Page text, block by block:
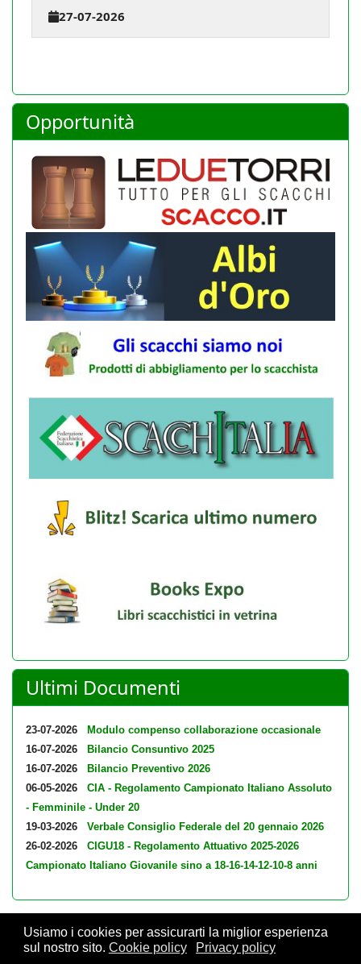
Usiamo i cookies per assicurarti la miglior esperienza
sul nostro sito. Cookie policy Privacy policy
23-07-2026
Opportunità
Ultimi Documenti
23-07-2026
Modulo compenso collaborazione occasionale
16-07-2026
Bilancio Consuntivo 2025
16-07-2026
Bilancio Preventivo 2026
06-05-2026
CIA - Regolamento Campionato Italiano Assoluto
- Femminile - Under 20
19-03-2026
Verbale Consiglio Federale del 20 gennaio 2026
26-02-2026
CIGU18 - Regolamento Attuativo 2025-2026
Campionato Italiano Giovanile sino a 18-16-14-12-10-8 anni